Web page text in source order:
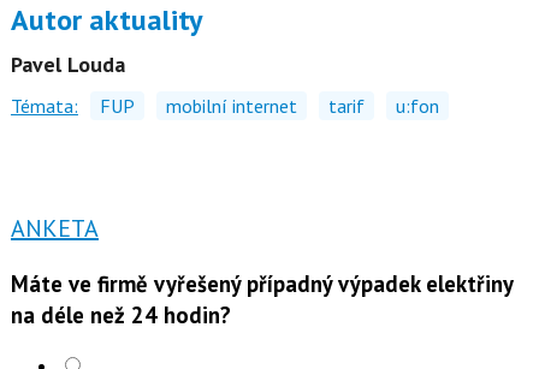
Autor aktuality
Pavel Louda
Témata: FUP mobilní internet tarif u:fon
ANKETA
Máte ve firmě vyřešený případný výpadek elektřiny
na déle než 24 hodin?